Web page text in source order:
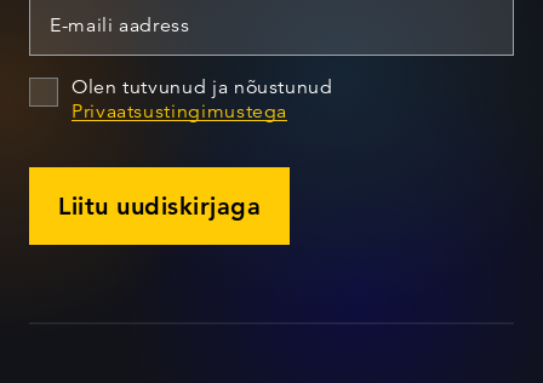
Olen tutvunud ja nõustunud
Privaatsustingimustega
Liitu uudiskirjaga